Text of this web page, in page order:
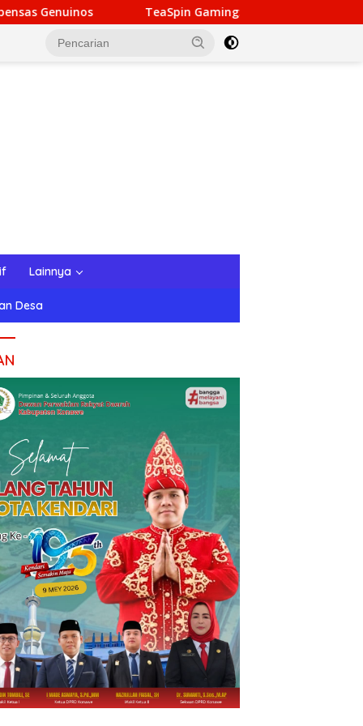
TeaSpin Gaming: Your Personal Gateway to Premium Online
Lainnya
Desa